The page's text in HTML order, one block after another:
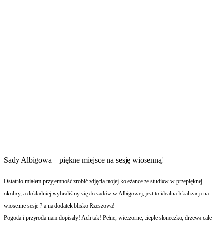
Sady Albigowa – piękne miejsce na sesję wiosenną!
Ostatnio miałem przyjemność zrobić zdjęcia mojej koleżance ze studiów w przepięknej
okolicy, a dokładniej wybraliśmy się do sadów w Albigowej, jest to idealna lokalizacja na
wiosenne sesje ? a na dodatek blisko Rzeszowa!
Pogoda i przyroda nam dopisały! Ach tak! Pełne, wieczorne, ciepłe słoneczko, drzewa całe